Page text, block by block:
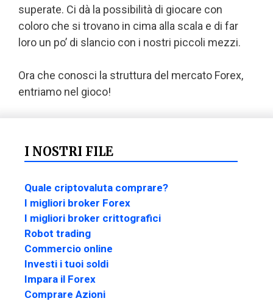
superate. Ci dà la possibilità di giocare con
coloro che si trovano in cima alla scala e di far
loro un po’ di slancio con i nostri piccoli mezzi.
Ora che conosci la struttura del mercato Forex,
entriamo nel gioco!
I NOSTRI FILE
Quale criptovaluta comprare?
I migliori broker Forex
I migliori broker crittografici
Robot trading
Commercio online
Investi i tuoi soldi
Impara il Forex
Comprare Azioni